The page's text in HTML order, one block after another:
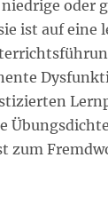
oder
ist auf eine
zum